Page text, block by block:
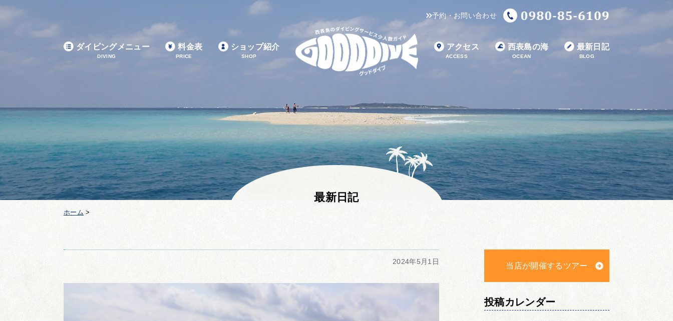
予約・お問い合わせ
ダイビングメニュー
DIVING
料金表
PRICE
ショップ紹介
SHOP
アクセス
ACCESS
西表島の海
OCEAN
最新日記
BLOG
最新日記
ホーム >
2024年5月1日 当店が開催するツアー
投稿カレンダー